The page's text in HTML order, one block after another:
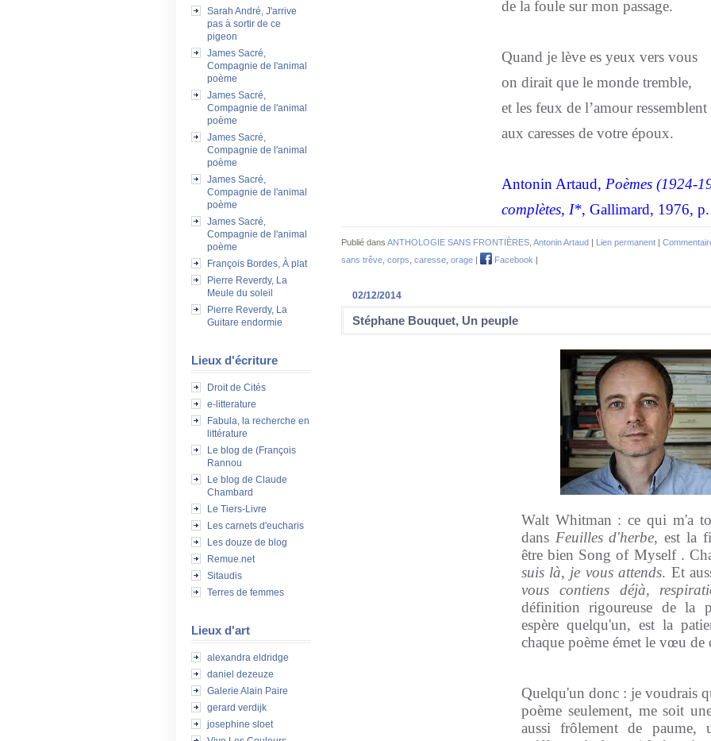
Sarah André, J'arrive
pas à sortir de ce
pigeon
James Sacré,
Compagnie de l'animal
poème
James Sacré,
Compagnie de l'animal
poème
James Sacré,
Compagnie de l'animal
poème
James Sacré,
Compagnie de l'animal
poème
James Sacré,
Compagnie de l'animal
poème
François Bordes, À plat
Pierre Reverdy, La
Meule du soleil
Pierre Reverdy, La
Guitare endormie
Lieux d'écriture
Droit de Cités
e-litterature
Fabula, la recherche en
littérature
Le blog de (François
Rannou
Le blog de Claude
Chambard
Le Tiers-Livre
Les carnets d'eucharis
Les douze de blog
Remue.net
Sitaudis
Terres de femmes
Lieux d'art
alexandra eldridge
daniel dezeuze
Galerie Alain Paire
gerard verdijk
josephine sloet
de la foule sur mon passage.
Quand je lève es yeux vers vous
on dirait que le monde tremble,
et les feux de l’amour ressemblent
aux caresses de votre époux.
Antonin Artaud, Poèmes (1924-
complètes, I*, Gallimard, 1976,
Publié dans ANTHOLOGIE SANS FRONTIÈRES Antonin Artaud | Lien permanent |
sans trêve corps caresse orage | Facebook |
02/12/2014
Stéphane Bouquet, Un peuple
Walt Whitman : ce qui m'a
dans Feuilles d'herbe, est la
être bien Song of Myself .
suis là, je vous attends. Et
vous contiens déjà,
définition rigoureuse de la
espère quelqu'un, est la
chaque poème émet le vœu de
Quelqu'un donc : je voudrais
poème seulement, me soit
aussi frôlement de paume,